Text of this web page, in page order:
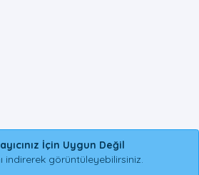
İçin Uygun Değil
indirerek görüntüleyebilirsiniz.